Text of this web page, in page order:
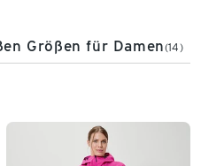
Größen für Damen(14)